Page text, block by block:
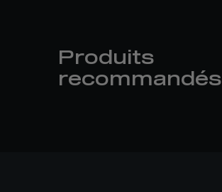
Produits
recommandés